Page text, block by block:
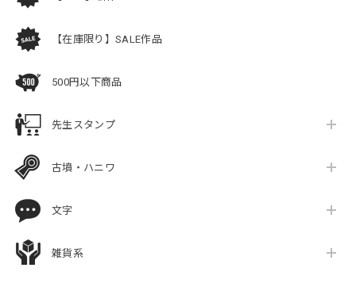
【在庫限り】SALE作品
500円以下商品
先生スタンプ
古墳・ハニワ
文字
雑貨系